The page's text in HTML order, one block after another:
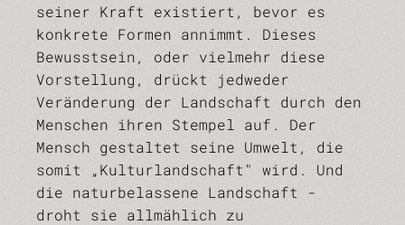
seiner Kraft existiert, bevor es
konkrete Formen annimmt. Dieses
Bewusstsein, oder vielmehr diese
Vorstellung, drückt jedweder
Veränderung der Landschaft durch den
Menschen ihren Stempel auf. Der
Mensch gestaltet seine Umwelt, die
somit „Kulturlandschaft" wird. Und
die naturbelassene Landschaft -
droht sie allmählich zu